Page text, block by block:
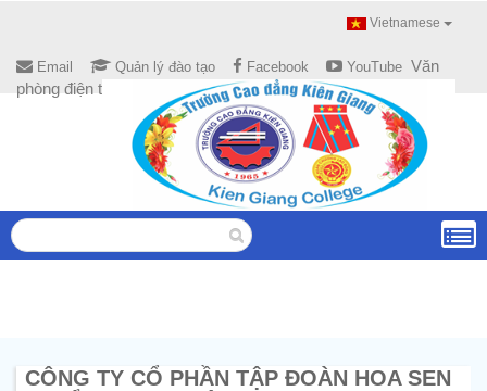
Vietnamese
Email Quản lý đào tạo Facebook YouTube Văn
phòng điện tử
CÔNG TY CỔ PHẦN TẬP ĐOÀN HOA SEN